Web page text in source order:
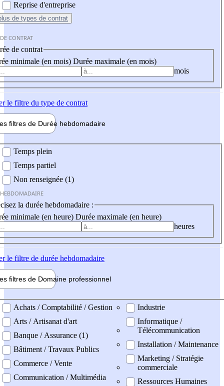
Reprise d'entreprise
de types de contrat
CONTRAT
de contrat
minimale (en mois) Durée maximale (en mois)
mois
le filtre du type de contrat
filtres de Durée hebdomadaire
Temps plein
Temps partiel
Non renseignée (1)
la durée hebdomadaire :
minimale (en heure) Durée maximale (en heure)
heures
le filtre de durée hebdomadaire
filtres de Domaine professionnel
professionel
Achats / Comptabilité / Gestion
Arts / Artisanat d'art
Banque / Assurance (1)
Bâtiment / Travaux Publics
Commerce / Vente
Communication / Multimédia
Industrie
Informatique /
Télécommunication
Installation / Maintenance
Marketing / Stratégie
commerciale
Ressources Humaines